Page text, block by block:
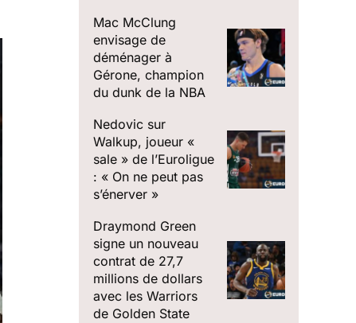
Mac McClung
envisage de
déménager à
Gérone, champion
du dunk de la NBA
Nedovic sur
Walkup, joueur «
sale » de l’Euroligue
: « On ne peut pas
s’énerver »
Draymond Green
signe un nouveau
contrat de 27,7
millions de dollars
avec les Warriors
de Golden State